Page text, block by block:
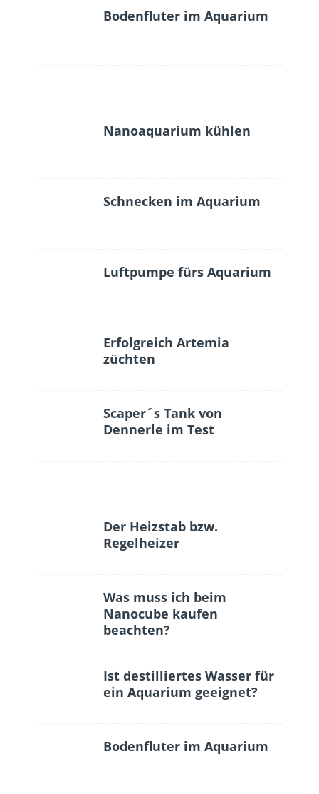
Bodenfluter im Aquarium
Nanoaquarium kühlen
Schnecken im Aquarium
Luftpumpe fürs Aquarium
Erfolgreich Artemia
züchten
Scaper´s Tank von
Dennerle im Test
Der Heizstab bzw.
Regelheizer
Was muss ich beim
Nanocube kaufen
beachten?
Ist destilliertes Wasser für
ein Aquarium geeignet?
Bodenfluter im Aquarium